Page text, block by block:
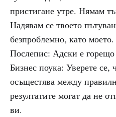
пристигане утре. Нямам
Надявам се твоето
безпроблемно, като моето.
Послепис: Адски е
Бизнес поука: Уверете се,
осъщестява между
резултатите могат да не
ви.